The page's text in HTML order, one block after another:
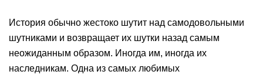
История обычно жестоко шутит над самодовольными
шутниками и возвращает их шутки назад самым
неожиданным образом. Иногда им, иногда их
наследникам. Одна из самых любимых